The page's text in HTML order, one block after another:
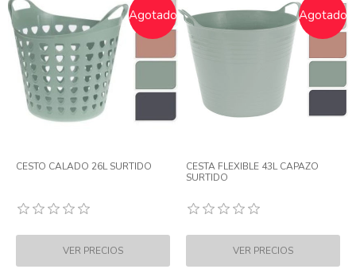
Agotado
CESTO CALADO 26L SURTIDO
Agotado
CESTA FLEXIBLE 43L CAPAZO
SURTIDO